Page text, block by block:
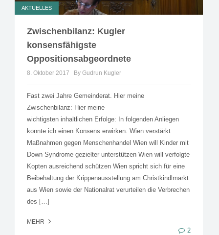
AKTUELLES
Zwischenbilanz: Kugler
konsensfähigste
Oppositionsabgeordnete
8. Oktober 2017 By Gudrun Kugler
Fast zwei Jahre Gemeinderat. Hier meine
Zwischenbilanz: Hier meine
wichtigsten inhaltlichen Erfolge: In folgenden Anliegen
konnte ich einen Konsens erwirken: Wien verstärkt
Maßnahmen gegen Menschenhandel Wien will Kinder mit
Down Syndrome gezielter unterstützen Wien will verfolgte
Kopten ausreichend schützen Wien spricht sich für eine
Beibehaltung der Krippenausstellung am Christkindlmarkt
aus Wien sowie der Nationalrat verurteilen die Verbrechen
des […]
MEHR
2